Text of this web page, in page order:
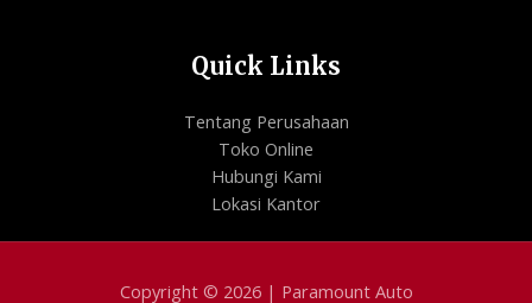
Quick Links
Tentang Perusahaan
Toko Online
Hubungi Kami
Lokasi Kantor
Copyright © 2026 | Paramount Auto